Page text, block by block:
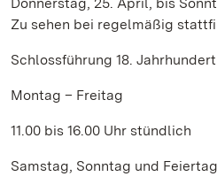
Zu sehen bei regelmäßig
Schlossführung 18.
Montag – Freitag
11.00 bis 16.00 Uhr stündlich
Samstag, Sonntag und